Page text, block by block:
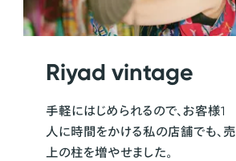
Riyad vintage
手軽にはじめられるので、お客様1
人に時間をかける私の店舗でも、売
上の柱を増やせました。